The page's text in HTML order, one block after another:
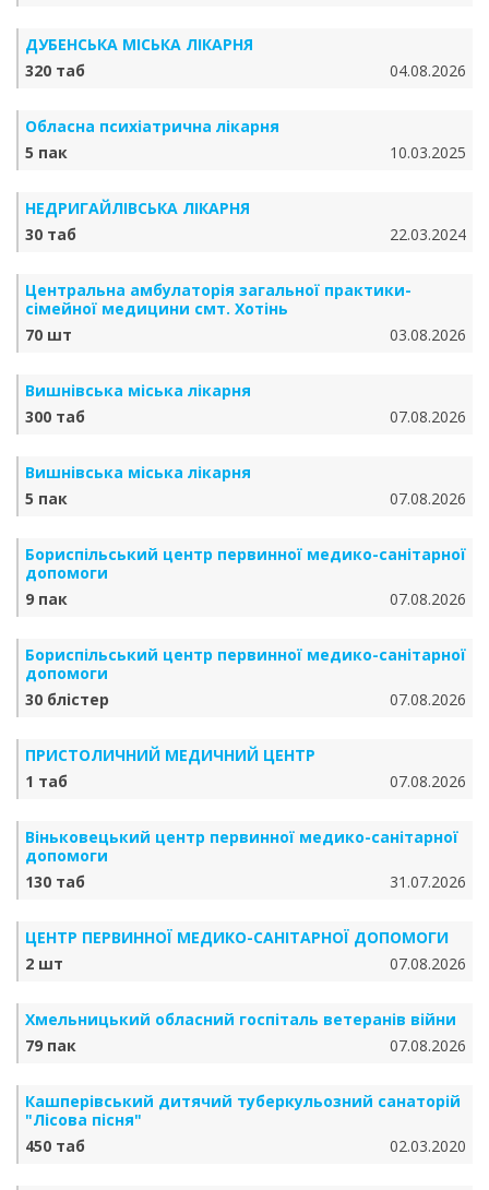
ДУБЕНСЬКА МІСЬКА ЛІКАРНЯ
320 таб
04.08.2026
Обласна психіатрична лікарня
5 пак
10.03.2025
НЕДРИГАЙЛІВСЬКА ЛІКАРНЯ
30 таб
22.03.2024
Центральна амбулаторія загальної практики-
сімейної медицини смт. Хотінь
70 шт
03.08.2026
Вишнівська міська лікарня
300 таб
07.08.2026
Вишнівська міська лікарня
5 пак
07.08.2026
Бориспільський центр первинної медико-санітарної
допомоги
9 пак
07.08.2026
Бориспільський центр первинної медико-санітарної
допомоги
30 блістер
07.08.2026
ПРИСТОЛИЧНИЙ МЕДИЧНИЙ ЦЕНТР
1 таб
07.08.2026
Віньковецький центр первинної медико-санітарної
допомоги
130 таб
31.07.2026
ЦЕНТР ПЕРВИННОЇ МЕДИКО-САНІТАРНОЇ ДОПОМОГИ
2 шт
07.08.2026
Хмельницький обласний госпіталь ветеранів війни
79 пак
07.08.2026
Кашперівський дитячий туберкульозний санаторій
"Лісова пісня"
450 таб
02.03.2020